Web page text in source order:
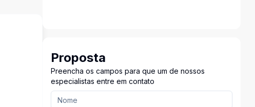
Proposta
Preencha os campos para que um de nossos
especialistas entre em contato